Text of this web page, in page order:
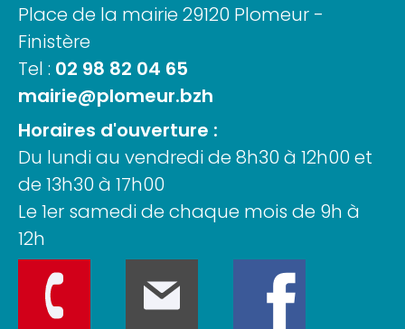
Place de la mairie 29120 Plomeur -
Finistère
Tel : 02 98 82 04 65
mairie@plomeur.bzh
Horaires d'ouverture :
Du lundi au vendredi de 8h30 à 12h00 et
de 13h30 à 17h00
Le 1er samedi de chaque mois de 9h à
12h